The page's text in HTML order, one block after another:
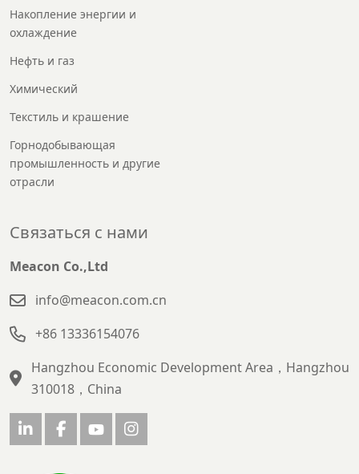
Накопление энергии и
охлаждение
Нефть и газ
Химический
Текстиль и крашение
Горнодобывающая
промышленность и другие
отрасли
Связаться с нами
Meacon Co.,Ltd
info@meacon.com.cn
+86 13336154076
Hangzhou Economic Development Area，Hangzhou
310018，China